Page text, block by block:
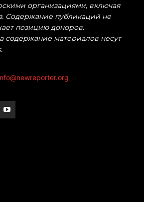
организациями, включая
Содержание публикаций не
позицию доноров.
содержание материалов несут